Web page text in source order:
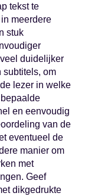
tekst te
meerdere
stuk
duidelijker
subtitels, om
lezer in welke
en eenvoudig
van de
eventueel de
manier om
met
Geef
dikgedrukte